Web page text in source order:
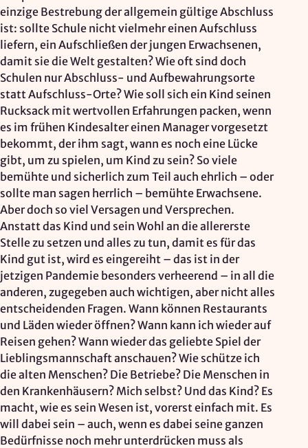
einzige Bestrebung der allgemein gültige Abschluss
ist: sollte Schule nicht vielmehr einen Aufschluss
liefern, ein Aufschließen der jungen Erwachsenen,
damit sie die Welt gestalten? Wie oft sind doch
Schulen nur Abschluss- und Aufbewahrungsorte
statt Aufschluss-Orte? Wie soll sich ein Kind seinen
Rucksack mit wertvollen Erfahrungen packen, wenn
es im frühen Kindesalter einen Manager vorgesetzt
bekommt, der ihm sagt, wann es noch eine Lücke
gibt, um zu spielen, um Kind zu sein? So viele
bemühte und sicherlich zum Teil auch ehrlich – oder
sollte man sagen herrlich – bemühte Erwachsene.
Aber doch so viel Versagen und Versprechen.
Anstatt das Kind und sein Wohl an die allererste
Stelle zu setzen und alles zu tun, damit es für das
Kind gut ist, wird es eingereiht – das ist in der
jetzigen Pandemie besonders verheerend – in all die
anderen, zugegeben auch wichtigen, aber nicht alles
entscheidenden Fragen. Wann können Restaurants
und Läden wieder öffnen? Wann kann ich wieder auf
Reisen gehen? Wann wieder das geliebte Spiel der
Lieblingsmannschaft anschauen? Wie schütze ich
die alten Menschen? Die Betriebe? Die Menschen in
den Krankenhäusern? Mich selbst? Und das Kind? Es
macht, wie es sein Wesen ist, vorerst einfach mit. Es
will dabei sein – auch, wenn es dabei seine ganzen
Bedürfnisse noch mehr unterdrücken muss als